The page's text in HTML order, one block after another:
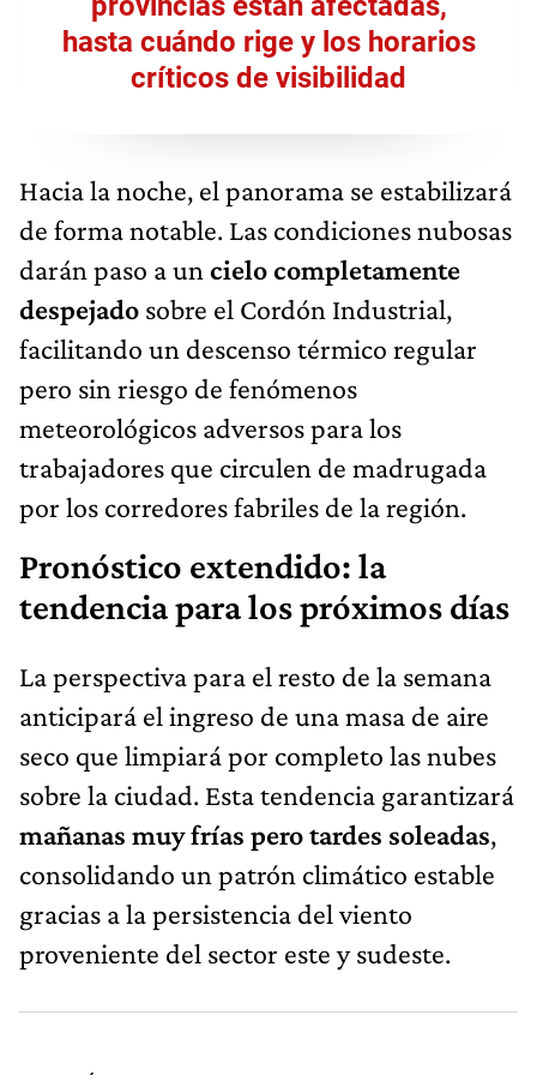
hasta cuándo rige y los horarios
críticos de visibilidad
Hacia la noche, el panorama se estabilizará
de forma notable. Las condiciones nubosas
darán paso a un cielo completamente
despejado sobre el Cordón Industrial,
facilitando un descenso térmico regular
pero sin riesgo de fenómenos
meteorológicos adversos para los
trabajadores que circulen de madrugada
por los corredores fabriles de la región.
Pronóstico extendido: la
tendencia para los próximos días
La perspectiva para el resto de la semana
anticipará el ingreso de una masa de aire
seco que limpiará por completo las nubes
sobre la ciudad. Esta tendencia garantizará
mañanas muy frías pero tardes soleadas,
consolidando un patrón climático estable
gracias a la persistencia del viento
proveniente del sector este y sudeste.